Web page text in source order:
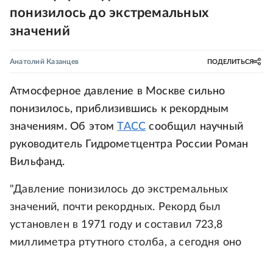
понизилось до экстремальных
значений
Анатолий Казанцев ПОДЕЛИТЬСЯ
Атмосферное давление в Москве сильно
понизилось, приблизившись к рекордным
значениям. Об этомТАСС сообщил научный
руководитель Гидрометцентра России Роман
Вильфанд.
"Давление понизилось до экстремальных
значений, почти рекордных. Рекорд был
установлен в 1971 году и составил 723,8
миллиметра ртутного столба, а сегодня оно